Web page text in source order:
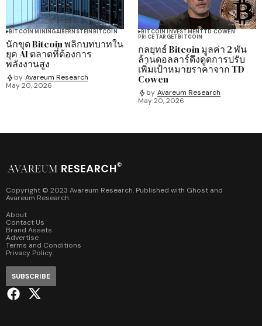
BITCOIN MININGAIBERNSTEINBITCOIN
นักขุด Bitcoin พลิกบทบาทใน
ยุค AI ตลาดที่ต้องการ
พลังงานสูง
by Avareum Research
May 20, 2026
BITCOIN INVESTMENTTD COWEN
PRICE TARGETBITCOIN
กลยุทธ์ Bitcoin มูลค่า 2 พัน
ล้านดอลลาร์ดึงดูดการปรับ
เพิ่มเป้าหมายราคาจาก TD
Cowen
by Avareum Research
May 20, 2026
Copyright © 2023 Avareum Research. Published with Ghost and
Avareum Research.
About
Contact Us
Brand Assets
Advertise
Terms and Conditions
Privacy Policy
SUBSCRIBE